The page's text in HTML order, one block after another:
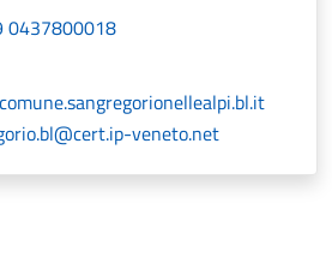
0437800018
veneto.net